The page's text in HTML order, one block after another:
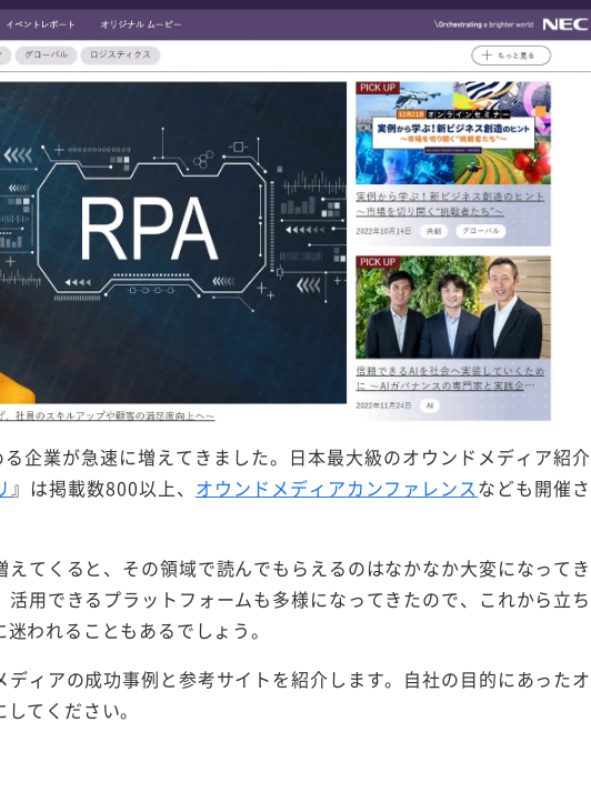
(マイクロソフト
クラリティ）
Salesforce（セ
ールスフォース）
HubSpot（ハブ
スポット）
GA4運用支援サー
ビス
企業が急速に増えてきました。日本最大級のオウンドメディア紹介
』は掲載数800以上、 オウンドメディアカンファレンスなども開催さ
てくると、その領域で読んでもらえるのはなかなか大変になってき
用できるプラットフォームも多様になってきたので、これから立ち
われることもあるでしょう。
ィアの成功事例と参考サイトを紹介します。自社の目的にあったオ
てください。